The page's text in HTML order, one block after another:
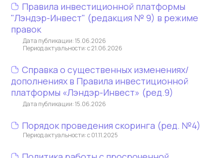
Правила инвестиционной платформы
"Лэндэр-Инвест" (редакция № 9) в режиме
правок
Дата публикации: 15.06.2026
Период актуальности: с 21.06.2026
Справка о существенных изменениях/
дополнениях в Правила инвестиционной
платформы «Лэндэр-Инвест» (ред.9)
Дата публикации: 15.06.2026
Порядок проведения скоринга (ред. №4)
Период актуальности: с 01.11.2025